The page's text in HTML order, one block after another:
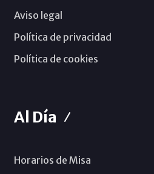
Aviso legal
Política de privacidad
Política de cookies
Al Día
Horarios de Misa